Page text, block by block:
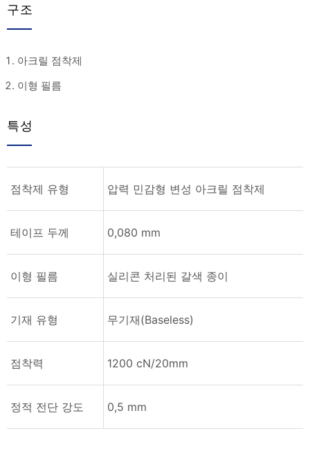
구조
아크릴 점착제
이형 필름
특성
점착제 유형 압력 민감형 변성 아크릴 점착제
테이프 두께 0,080 mm
이형 필름 실리콘 처리된 갈색 종이
기재 유형 무기재(Baseless)
점착력 1200 cN/20mm
정적 전단 강도 0,5 mm